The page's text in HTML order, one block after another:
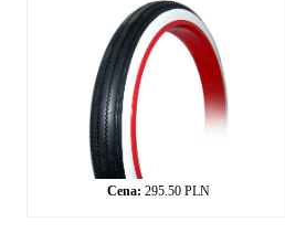
Cena: 295.50 PLN